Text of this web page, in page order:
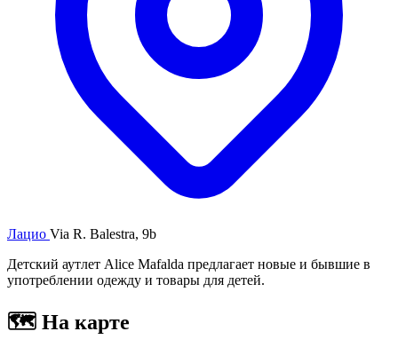
Лацио Via R. Balestra, 9b
Детский аутлет Alice Mafalda предлагает новые и бывшие в
употреблении одежду и товары для детей.
🗺 На карте